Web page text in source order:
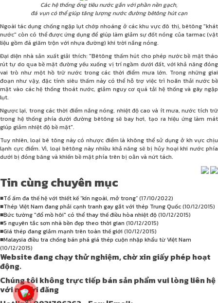
Các hệ thống ống tiêu nước gắn với phần nền gạch,
đá vụn có thể giúp tăng lượng nước đường bêtông hút cạn
Ngoài tác dụng chống ngập lụt chớp nhoáng ở các khu vực đô thị, bêtông "khát
nước" còn có thể được ứng dụng để giúp làm giảm sự đốt nóng của tarmac (vật
liệu gồm đá giăm trộn với nhựa đường) khi trời nắng nóng.
Đại diện nhà sản xuất giải thích: "Bêtông thấm hút cho phép nước bề mặt tháo
rút tự do qua bề mặt đường yếu xuống vị trí ngầm dưới đất, với khả năng đóng
vai trò như một hồ trữ nước trong các thời điểm mưa lớn. Trong những giai
đoạn như vậy, đặc tính siêu thấm này có thể hỗ trợ việc trì hoãn thải nước bề
mặt vào các hệ thống thoát nước, giảm nguy cơ quá tải hệ thống và gây ngập
lụt.
Ngược lại, trong các thời điểm nắng nóng, nhiệt độ cao và ít mưa, nước tích trữ
trong hệ thống phía dưới đường bêtông sẽ bay hơi, tạo ra hiệu ứng làm mát
giúp giảm nhiệt độ bề mặt".
Tuy nhiên, loại bê tông này có nhược điểm là không thể sử dụng ở kh vực chịu
lạnh cực điểm. Vì, loại bêtông này nhiều khả năng sẽ bị hủy hoại khi nước phía
dưới bị đóng băng và khiến bề mặt phía trên bị oằn và nứt tách.
Tin cùng chuyên mục
■Tổ ấm đa thế hệ với thiết kế “kín ngoài, mở trong”(17/10/2022)
■Thép Việt Nam đang phải cạnh tranh gay gắt với thép Trung Quốc(10/12/2015)
■Bức tường "đổ mồ hôi" có thể thay thế điều hòa nhiệt độ(10/12/2015)
■5 nguyên tắc sơn nhà bền đẹp theo thời gian (10/12/2015)
■Giá thép đang giảm mạnh trên toàn thế giới (10/12/2015)
■Malaysia điều tra chống bán phá giá thép cuộn nhập khẩu từ Việt Nam
(10/12/2015)
Website đang chạy thử nghiệm, chờ xin giấy phép hoạt
động.
Chúng tôi không trực tiếp bán sản phẩm vui lòng liên hệ
với người đăng